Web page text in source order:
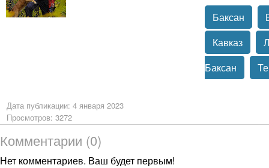
Баксан
Кавказ
Баксан
Дата публикации: 4 января 2023
Просмотров: 3272
Комментарии (0)
Нет комментариев. Ваш будет первым!